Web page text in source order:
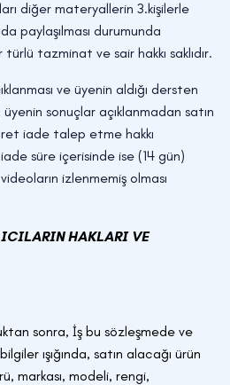
diğer materyallerin 3.kişilerle
paylaşılması durumunda
tazminat ve sair hakkı saklıdır.
ve üyenin aldığı dersten
üyenin sonuçlar açıklanmadan satın
iade talep etme hakkı
süre içerisinde ise (14 gün)
izlenmemiş olması
HAKLARI VE
sonra, İş bu sözleşmede ve
ışığında, satın alacağı ürün
markası, modeli, rengi,